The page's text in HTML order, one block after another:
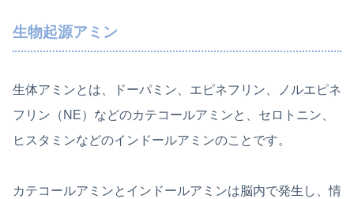
生物起源アミン
生体アミンとは、ドーパミン、エピネフリン、ノルエピネ
フリン（NE）などのカテコールアミンと、セロトニン、
ヒスタミンなどのインドールアミンのことです。
カテコールアミンとインドールアミンは脳内で発生し、情